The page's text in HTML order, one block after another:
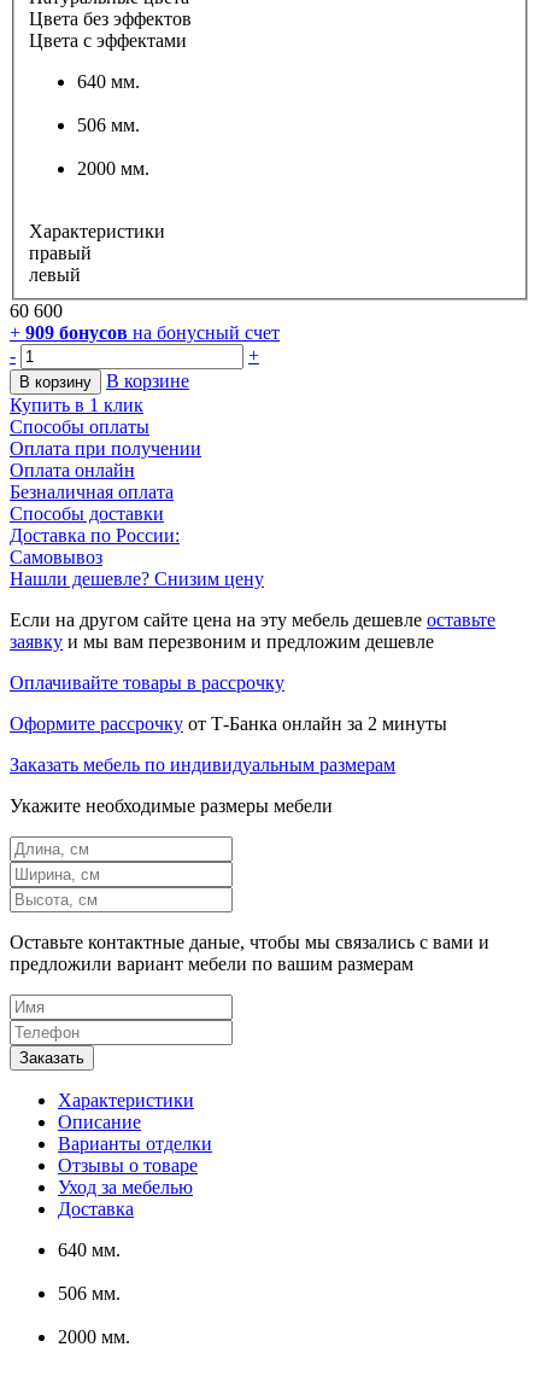
Цвета без эффектов
Цвета с эффектами
640 мм.
506 мм.
2000 мм.
Характеристики
правый
левый
60 600
+ 909 бонусов на бонусный счет
-
+
В корзину
В корзине
Купить в 1 клик
Способы оплаты
Оплата при получении
Оплата онлайн
Безналичная оплата
Способы доставки
Доставка по России:
Самовывоз
Нашли дешевле? Снизим цену
Если на другом сайте цена на эту мебель дешевле оставьте
заявку и мы вам перезвоним и предложим дешевле
Оплачивайте товары в рассрочку
Оформите рассрочку от Т-Банка онлайн за 2 минуты
Заказать мебель по индивидуальным размерам
Укажите необходимые размеры мебели
Оставьте контактные даные, чтобы мы связались с вами и
предложили вариант мебели по вашим размерам
Характеристики
Описание
Варианты отделки
Отзывы о товаре
Уход за мебелью
Доставка
640 мм.
506 мм.
2000 мм.